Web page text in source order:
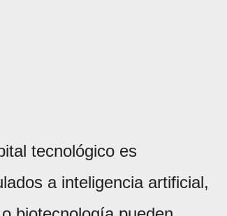
tecnológico es
a inteligencia artificial,